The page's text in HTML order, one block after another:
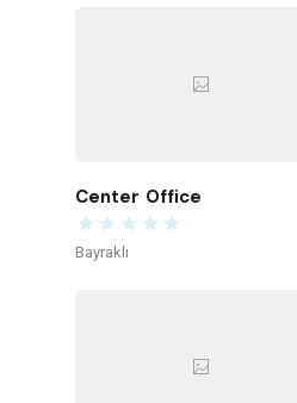
Center Office
Bayraklı